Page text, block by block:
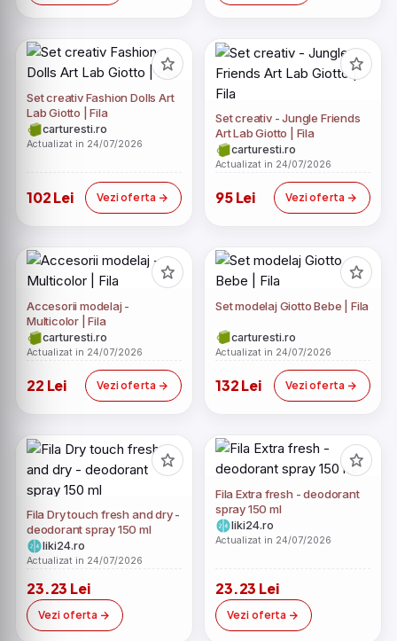
Set creativ Fashion Dolls Art
Lab Giotto | Fila
carturesti.ro
Actualizat in 24/07/2026
102 Lei Vezi oferta
Set creativ - Jungle Friends
Art Lab Giotto | Fila
carturesti.ro
Actualizat in 24/07/2026
95 Lei Vezi oferta
Accesorii modelaj -
Multicolor | Fila
carturesti.ro
Actualizat in 24/07/2026
22 Lei Vezi oferta
Set modelaj Giotto Bebe | Fila
carturesti.ro
Actualizat in 24/07/2026
132 Lei Vezi oferta
Fila Dry touch fresh and dry -
deodorant spray 150 ml
liki24.ro
Actualizat in 24/07/2026
23.23 Lei
Vezi oferta
Fila Extra fresh - deodorant
spray 150 ml
liki24.ro
Actualizat in 24/07/2026
23.23 Lei
Vezi oferta